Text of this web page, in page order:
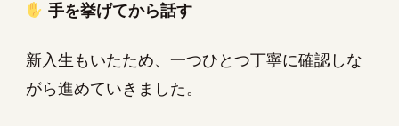
手を挙げてから話す
新入生もいたため、一つひとつ丁寧に確認しな
がら進めていきました。